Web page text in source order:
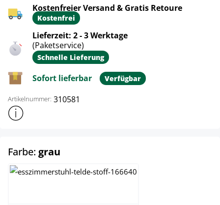
Kostenfreier Versand & Gratis Retoure
Kostenfrei
Lieferzeit: 2 - 3 Werktage
(Paketservice)
Schnelle Lieferung
Sofort lieferbar Verfügbar
Artikelnummer: 310581
Weitere Produktinformationen anzeigen
Farbe: grau